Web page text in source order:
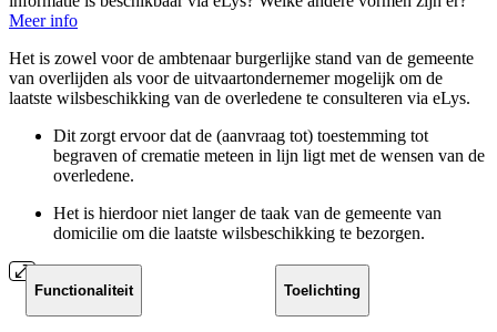
Meer info
Het is zowel voor de ambtenaar burgerlijke stand van de gemeente
van overlijden als voor de uitvaartondernemer mogelijk om de
laatste wilsbeschikking van de overledene te consulteren via eLys.
Dit zorgt ervoor dat de (aanvraag tot) toestemming tot
begraven of crematie meteen in lijn ligt met de wensen van de
overledene.
Het is hierdoor niet langer de taak van de gemeente van
domicilie om die laatste wilsbeschikking te bezorgen.
Functionaliteit Toelichting